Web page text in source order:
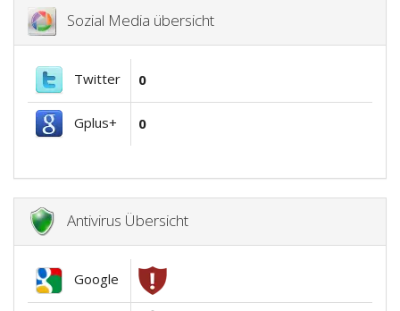
Sozial Media übersicht
Twitter 0
Gplus+ 0
Antivirus Übersicht
Google